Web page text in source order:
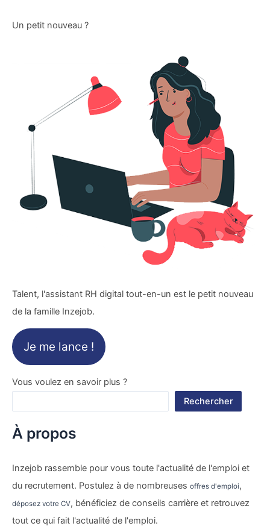
Un petit nouveau ?
Talent, l'assistant RH digital tout-en-un est le petit nouveau
de la famille Inzejob.
Je me lance !
Vous voulez en savoir plus ?
Rechercher
À propos
Inzejob rassemble pour vous toute l'actualité de l'emploi et
du recrutement. Postulez à de nombreuses offres d'emploi,
déposez votre CV, bénéficiez de conseils carrière et retrouvez
tout ce qui fait l'actualité de l'emploi.